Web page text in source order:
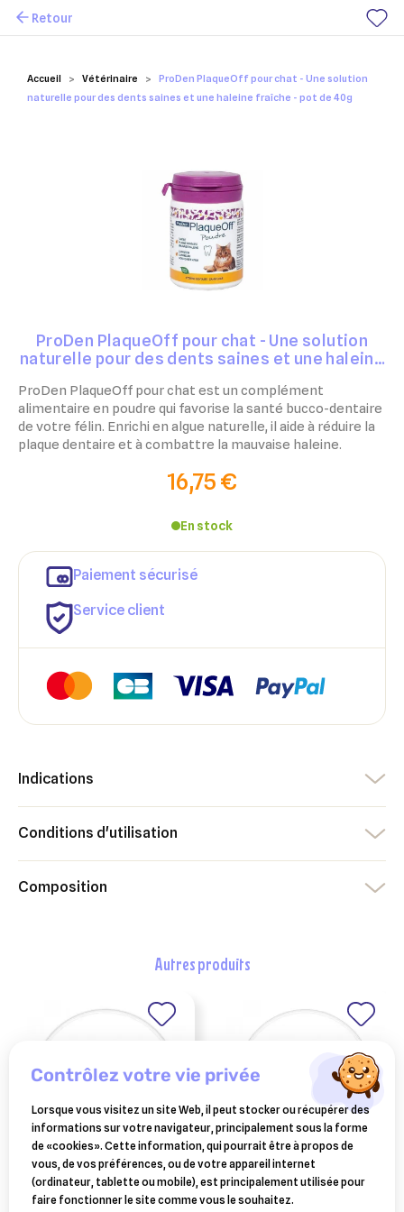
Mes favoris
Accueil Vétérinaire
ProDen PlaqueOff pour chat - Une solution
naturelle pour des dents saines et une haleine fraîche - pot de 40g
Retour
ProDen PlaqueOff pour chat - Une solution
naturelle pour des dents saines et une haleine
ProDen PlaqueOff pour chat est un complément
alimentaire en poudre qui favorise la santé bucco-dentaire
de votre félin. Enrichi en algue naturelle, il aide à réduire la
plaque dentaire et à combattre la mauvaise haleine.
16,75 €
En stock
Paiement sécurisé
Service client
Indications
Conditions d'utilisation
Composition
autres produits
ESC LABORATOIRE
esc laboratoire
tussilage bronche
ESC LABORATOIRE
esc laboratoire
astrinjambe
×
Créer une nouvelle liste
Nom de la liste d'envies
Vous devez être connecté pour ajouter des produits à votre
liste d'envies.
contrôlez votre vie privée
Lorsque vous visitez un site Web, il peut stocker ou récupérer des
informations sur votre navigateur, principalement sous la forme
de «cookies». Cette information, qui pourrait être à propos de
vous, de vos préférences, ou de votre appareil internet
(ordinateur, tablette ou mobile), est principalement utilisée pour
faire fonctionner le site comme vous le souhaitez.